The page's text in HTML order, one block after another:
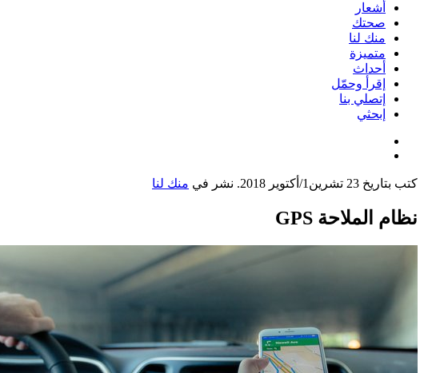
أشعار
صحتك
منك لنا
متميزة
أحداث
إقرأ وحمّل
إتصلي بنا
إبحثي
كتب بتاريخ 23 تشرين1/أكتوير 2018 . نشر في منك لنا
نظام الملاحة GPS